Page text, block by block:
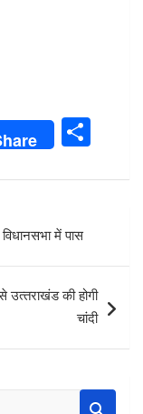
ar
में पास
उत्‍तराखंड की होगी
चांदी